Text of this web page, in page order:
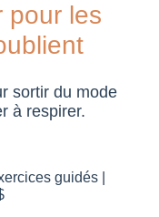
pour les
sortir du mode
à respirer.
guidés |